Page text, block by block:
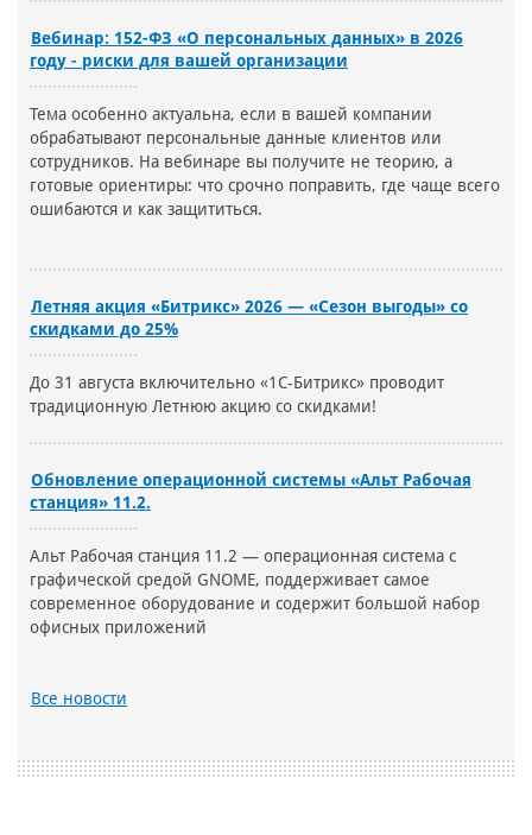
Вебинар: 152-ФЗ «О персональных данных» в 2026
году - риски для вашей организации
Тема особенно актуальна, если в вашей компании
обрабатывают персональные данные клиентов или
сотрудников. На вебинаре вы получите не теорию, а
готовые ориентиры: что срочно поправить, где чаще всего
ошибаются и как защититься.
Летняя акция «Битрикс» 2026 — «Сезон выгоды» со
скидками до 25%
До 31 августа включительно «1С-Битрикс» проводит
традиционную Летнюю акцию со скидками!
Обновление операционной системы «Альт Рабочая
станция» 11.2.
Альт Рабочая станция 11.2 — операционная система с
графической средой GNOME, поддерживает самое
современное оборудование и содержит большой набор
офисных приложений
Все новости